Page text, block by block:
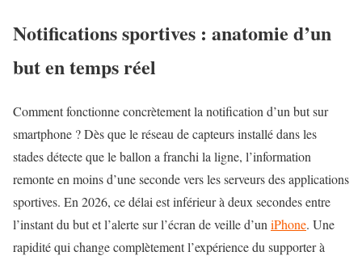
Notifications sportives : anatomie d’un
but en temps réel
Comment fonctionne concrètement la notification d’un but sur
smartphone ? Dès que le réseau de capteurs installé dans les
stades détecte que le ballon a franchi la ligne, l’information
remonte en moins d’une seconde vers les serveurs des applications
sportives. En 2026, ce délai est inférieur à deux secondes entre
l’instant du but et l’alerte sur l’écran de veille d’uniPhone. Une
rapidité qui change complètement l’expérience du supporter à